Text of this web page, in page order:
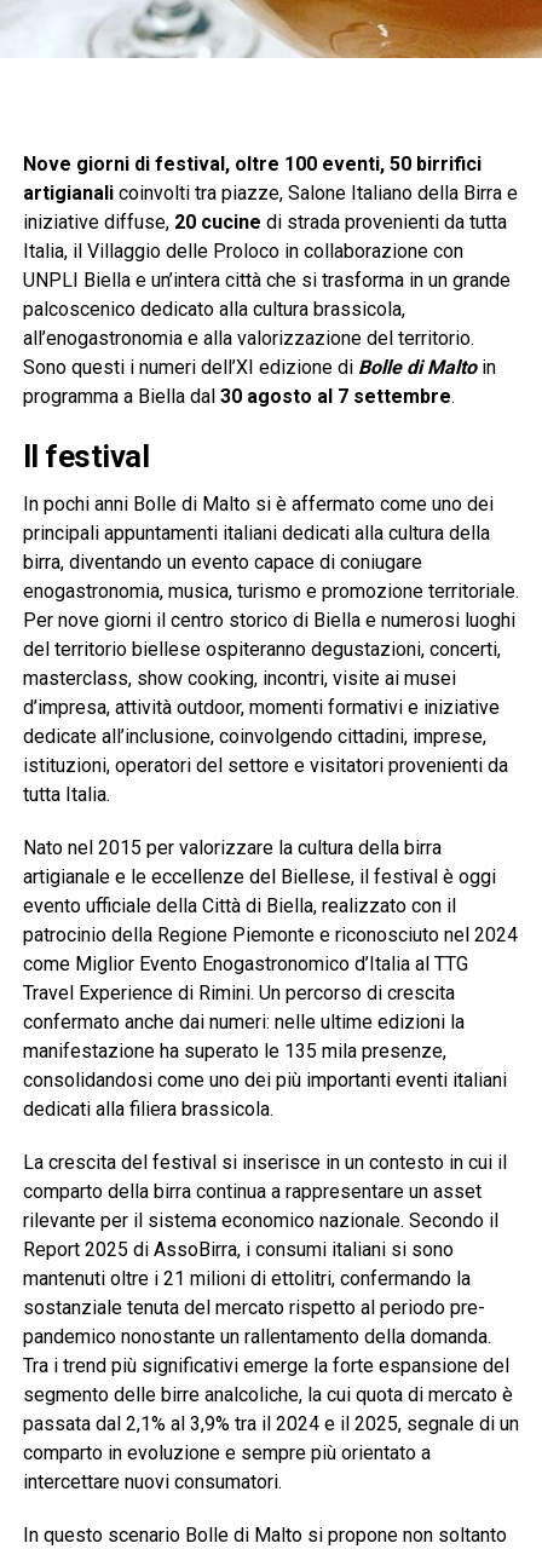
Nove giorni di festival, oltre 100 eventi, 50 birrifici
artigianalicoinvolti tra piazze, Salone Italiano della Birra e
iniziative diffuse,20 cucine di strada provenienti da tutta
Italia, il Villaggio delle Proloco in collaborazione con
UNPLI Biella e un’intera città che si trasforma in un grande
palcoscenico dedicato alla cultura brassicola,
all’enogastronomia e alla valorizzazione del territorio.
Sono questi i numeri dell’XI edizione di Bolle di Maltoin
programma a Biella dal 30 agosto al 7 settembre.
Il festival
In pochi anni Bolle di Malto si è affermato come uno dei
principali appuntamenti italiani dedicati alla cultura della
birra, diventando un evento capace di coniugare
enogastronomia, musica, turismo e promozione territoriale.
Per nove giorni il centro storico di Biella e numerosi luoghi
del territorio biellese ospiteranno degustazioni, concerti,
masterclass, show cooking, incontri, visite ai musei
d’impresa, attività outdoor, momenti formativi e iniziative
dedicate all’inclusione, coinvolgendo cittadini, imprese,
istituzioni, operatori del settore e visitatori provenienti da
tutta Italia.
Nato nel 2015 per valorizzare la cultura della birra
artigianale e le eccellenze del Biellese, il festival è oggi
evento ufficiale della Città di Biella, realizzato con il
patrocinio della Regione Piemonte e riconosciuto nel 2024
come Miglior Evento Enogastronomico d’Italia al TTG
Travel Experience di Rimini. Un percorso di crescita
confermato anche dai numeri: nelle ultime edizioni la
manifestazione ha superato le 135 mila presenze,
consolidandosi come uno dei più importanti eventi italiani
dedicati alla filiera brassicola.
La crescita del festival si inserisce in un contesto in cui il
comparto della birra continua a rappresentare un asset
rilevante per il sistema economico nazionale. Secondo il
Report 2025 di AssoBirra, i consumi italiani si sono
mantenuti oltre i 21 milioni di ettolitri, confermando la
sostanziale tenuta del mercato rispetto al periodo pre-
pandemico nonostante un rallentamento della domanda.
Tra i trend più significativi emerge la forte espansione del
segmento delle birre analcoliche, la cui quota di mercato è
passata dal 2,1% al 3,9% tra il 2024 e il 2025, segnale di un
comparto in evoluzione e sempre più orientato a
intercettare nuovi consumatori.
In questo scenario Bolle di Malto si propone non soltanto